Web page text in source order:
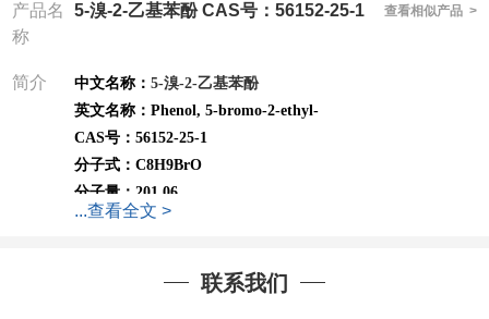
产品名
称
5-溴-2-乙基苯酚 CAS号：56152-25-1 查看相似产品 >
简介 中文名称： 5-溴-2-乙基苯酚
英文名称： Phenol, 5-bromo-2-ethyl-
CAS号： 56152-25-1
分子式： C8H9BrO
分子量： 201.06
可根据需求进行分装；
QQ:3930072831
:13393727064
...查看全文 >
联系我们